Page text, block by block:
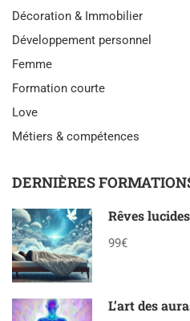
Décoration & Immobilier
Développement personnel
Femme
Formation courte
Love
Métiers & compétences
DERNIÈRES
Rêves lucides
99€
L’art des